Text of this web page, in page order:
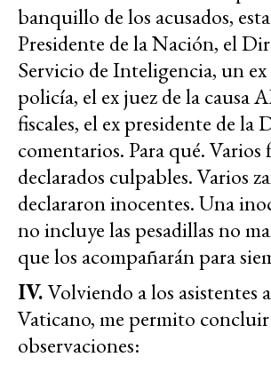
banquillo de los acusados,
Presidente de la Nación, el
Servicio de Inteligencia, un ex
policía, el ex juez de la causa
fiscales, el ex presidente de la
comentarios. Para qué.
declarados culpables. Varios
declararon inocentes. Una
no incluye las pesadillas no
que los acompañarán para
IV.Volviendo a los asistentes
Vaticano, me permito
observaciones: